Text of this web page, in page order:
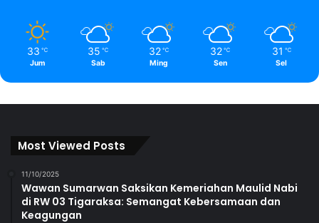
33 ℃
Jum
35 ℃
Sab
32 ℃
Ming
32 ℃
Sen
31 ℃
Sel
Most Viewed Posts
11/10/2025
Wawan Sumarwan Saksikan Kemeriahan Maulid Nabi
di RW 03 Tigaraksa: Semangat Kebersamaan dan
Keagungan